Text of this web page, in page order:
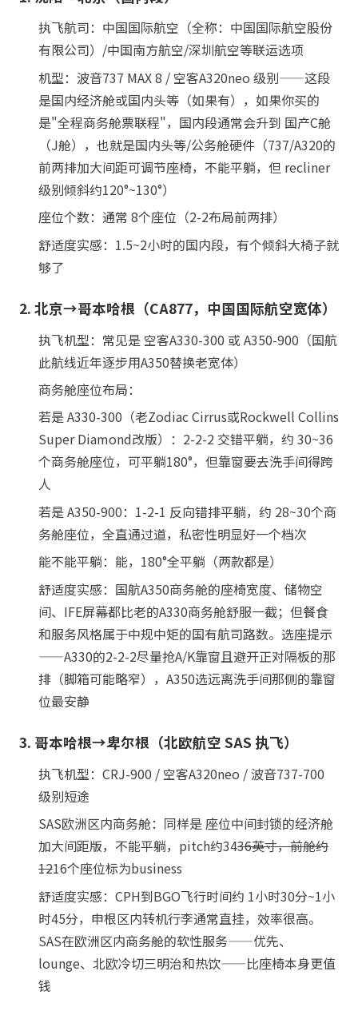
执飞航司：中国国际航空（全称：中国国际航空股份
有限公司）/中国南方航空/深圳航空等联运选项
机型：波音737 MAX 8 / 空客A320neo 级别——这段
是国内经济舱或国内头等（如果有），如果你买的
是"全程商务舱票联程"，国内段通常会升到 国产C舱
（J舱），也就是国内头等/公务舱硬件（737/A320的
前两排加大间距可调节座椅，不能平躺，但 recliner
级别倾斜约120°~130°）
座位个数：通常 8个座位（2-2布局前两排）
舒适度实感：1.5~2小时的国内段，有个倾斜大椅子就
够了
2. 北京→哥本哈根（CA877，中国国际航空宽体）
执飞机型：常见是 空客A330-300 或 A350-900（国航
此航线近年逐步用A350替换老宽体）
商务舱座位布局：
若是 A330-300（老Zodiac Cirrus或Rockwell Collins
Super Diamond改版）：2-2-2 交错平躺，约 30~36
个商务舱座位，可平躺180°，但靠窗要去洗手间得跨
人
若是 A350-900：1-2-1 反向错排平躺，约 28~30个商
务舱座位，全直通过道，私密性明显好一个档次
能不能平躺：能，180°全平躺（两款都是）
舒适度实感：国航A350商务舱的座椅宽度、储物空
间、IFE屏幕都比老的A330商务舱舒服一截；但餐食
和服务风格属于中规中矩的国有航司路数。选座提示
——A330的2-2-2尽量抢A/K靠窗且避开正对隔板的那
排（脚箱可能略窄），A350选远离洗手间那侧的靠窗
位最安静
3. 哥本哈根→卑尔根（北欧航空 SAS 执飞）
执飞机型：CRJ-900 / 空客A320neo / 波音737-700
级别短途
SAS欧洲区内商务舱：同样是 座位中间封锁的经济舱
加大间距版，不能平躺，pitch约3436英寸，前舱约
1216个座位标为business
舒适度实感：CPH到BGO飞行时间约 1小时30分~1小
时45分，申根区内转机行李通常直挂，效率很高。
SAS在欧洲区内商务舱的软性服务——优先、
lounge、北欧冷切三明治和热饮——比座椅本身更值
钱